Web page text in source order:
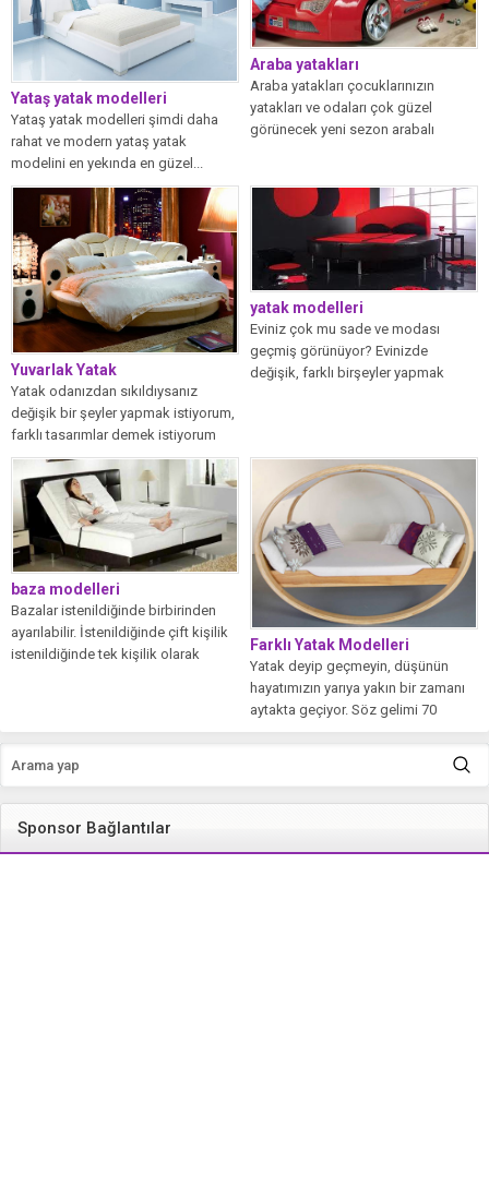
Yataş yatak modelleri
Yataş yatak modelleri şimdi daha
rahat ve modern yataş yatak
modelini en yekında en güzel...
Araba yatakları
Araba yatakları çocuklarınızın
yatakları ve odaları çok güzel
görünecek yeni sezon arabalı
Yuvarlak Yatak
Yatak odanızdan sıkıldıysanız
değişik bir şeyler yapmak istiyorum,
farklı tasarımlar demek istiyorum
diyorsanız yuvarlak yatak...
yatak modelleri
Eviniz çok mu sade ve modası
geçmiş görünüyor? Evinizde
değişik, farklı birşeyler yapmak
baza modelleri
Bazalar istenildiğinde birbirinden
ayarılabilir. İstenildiğinde çift kişilik
istenildiğinde tek kişilik olarak
Farklı Yatak Modelleri
Yatak deyip geçmeyin, düşünün
hayatımızın yarıya yakın bir zamanı
aytakta geçiyor. Söz gelimi 70
yaşına...
Sponsor Bağlantılar